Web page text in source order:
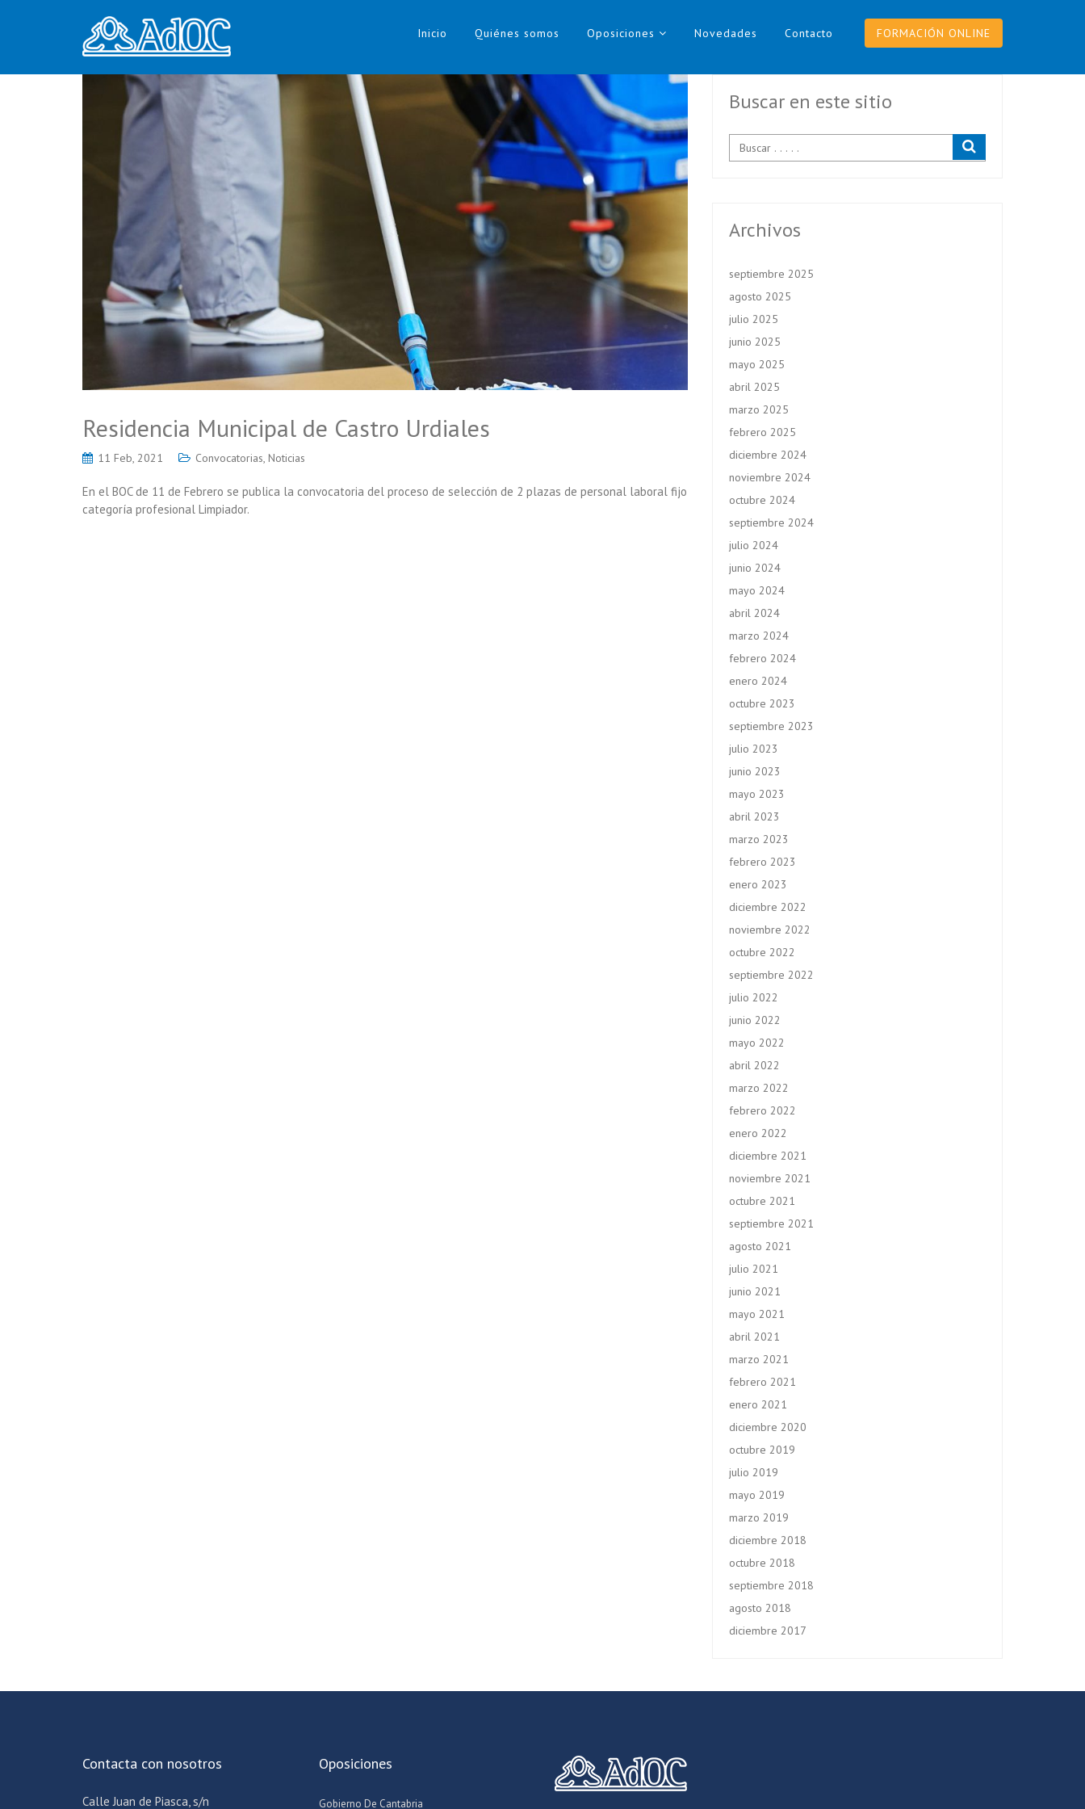
Inicio Quiénes somos Oposiciones Novedades Contacto FORMACIÓN ONLINE
Residencia Municipal de Castro Urdiales
11 Feb, 2021 Convocatorias, Noticias
En el BOC de 11 de Febrero se publica la convocatoria del proceso de selección de 2 plazas de personal laboral fijo
categoría profesional Limpiador.
Buscar en este sitio
Archivos
septiembre 2025
agosto 2025
julio 2025
junio 2025
mayo 2025
abril 2025
marzo 2025
febrero 2025
diciembre 2024
noviembre 2024
octubre 2024
septiembre 2024
julio 2024
junio 2024
mayo 2024
abril 2024
marzo 2024
febrero 2024
enero 2024
octubre 2023
septiembre 2023
julio 2023
junio 2023
mayo 2023
abril 2023
marzo 2023
febrero 2023
enero 2023
diciembre 2022
noviembre 2022
octubre 2022
septiembre 2022
julio 2022
junio 2022
mayo 2022
abril 2022
marzo 2022
febrero 2022
enero 2022
diciembre 2021
noviembre 2021
octubre 2021
septiembre 2021
agosto 2021
julio 2021
junio 2021
mayo 2021
abril 2021
marzo 2021
febrero 2021
enero 2021
diciembre 2020
octubre 2019
julio 2019
mayo 2019
marzo 2019
diciembre 2018
octubre 2018
septiembre 2018
agosto 2018
diciembre 2017
Contacta con nosotros
Calle Juan de Piasca, s/n
Oposiciones
Gobierno De Cantabria